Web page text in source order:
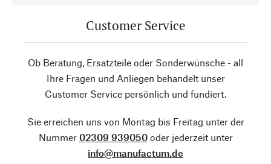
Customer Service
Ob Beratung, Ersatzteile oder Sonderwünsche - all
Ihre Fragen und Anliegen behandelt unser
Customer Service persönlich und fundiert.
Sie erreichen uns von Montag bis Freitag unter der
Nummer 02309 939050oder jederzeit unter
info@manufactum.de